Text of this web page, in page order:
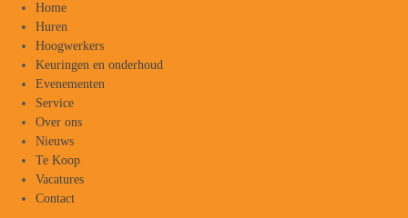
Home
Huren
Hoogwerkers
Keuringen en onderhoud
Evenementen
Service
Over ons
Nieuws
Te Koop
Vacatures
Contact